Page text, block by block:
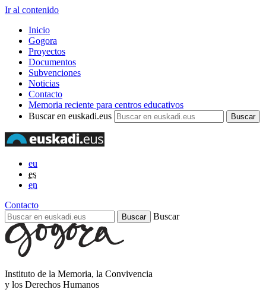
Ir al contenido
Inicio
Gogora
Proyectos
Documentos
Subvenciones
Noticias
Contacto
Memoria reciente para centros educativos
Buscar en euskadi.eus
eu
es
en
Contacto
Buscar
Instituto de la Memoria, la Convivencia
y los Derechos Humanos